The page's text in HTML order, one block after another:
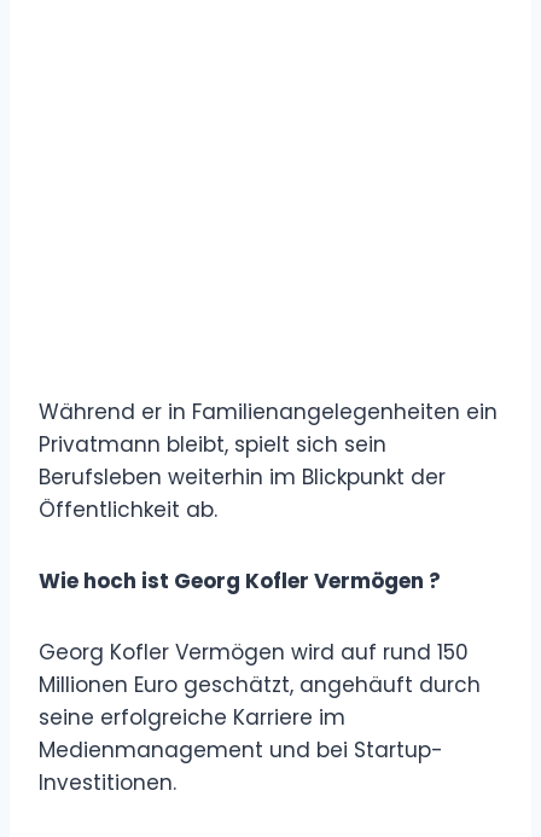
Während er in Familienangelegenheiten ein
Privatmann bleibt, spielt sich sein
Berufsleben weiterhin im Blickpunkt der
Öffentlichkeit ab.
Wie hoch ist Georg Kofler Vermögen ?
Georg Kofler Vermögen wird auf rund 150
Millionen Euro geschätzt, angehäuft durch
seine erfolgreiche Karriere im
Medienmanagement und bei Startup-
Investitionen.